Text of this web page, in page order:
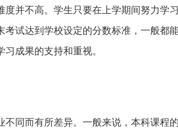
并不高。学生只要在上学期间努力学
试达到学校设定的分数标准，一般都
成果的支持和重视。
同而有所差异。一般来说，本科课程